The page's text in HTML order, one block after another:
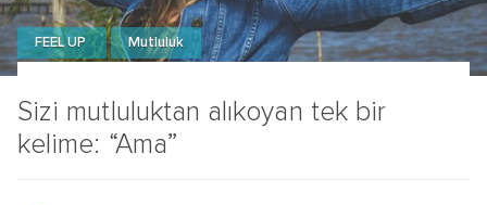
Sizi mutluluktan alıkoyan tek bir
kelime: “Ama”
FEEL UP Mutluluk